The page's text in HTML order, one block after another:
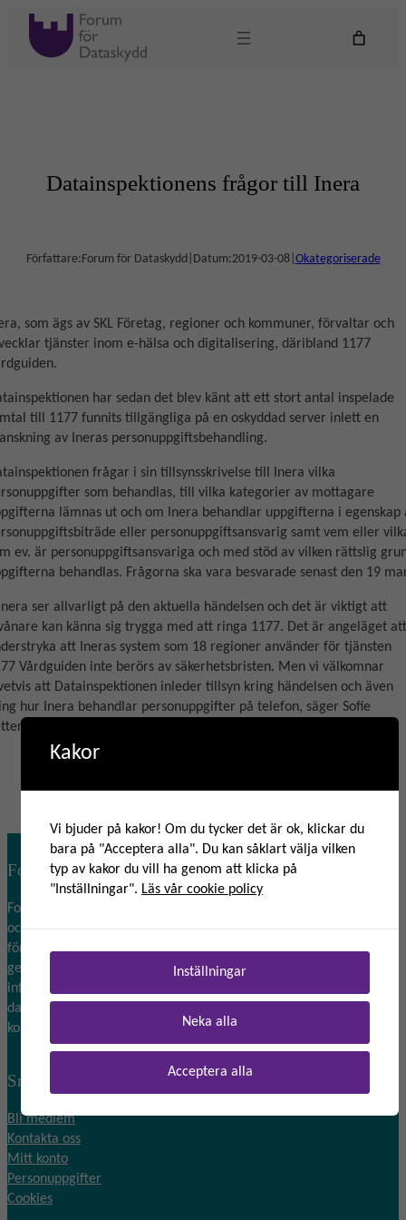
Hoppa
innehåll
Datainspektionens frågor till Inera
Författare:Forum för Dataskydd| Datum:2019-03-08| Okategoriserade
som ägs av SKL Företag, regioner och kommuner, förvaltar och
tjänster inom e-hälsa och digitalisering, däribland 1177
har sedan det blev känt att ett stort antal inspelade
till 1177 funnits tillgängliga på en oskyddad server inlett en
av Ineras personuppgiftsbehandling.
frågar i sin tillsynsskrivelse till Inera vilka
som behandlas, till vilka kategorier av mottagare
lämnas ut och om Inera behandlar uppgifterna i egenskap
eller personuppgiftsansvarig samt vem eller
ev. är personuppgiftsansvariga och med stöd av vilken rättslig
behandlas. Frågorna ska vara besvarade senast den 19
ser allvarligt på den aktuella händelsen och det är viktigt att
kan känna sig trygga med att ringa 1177. Det är angeläget
att Ineras system som 18 regioner använder för tjänsten
Vårdguiden inte berörs av säkerhetsbristen. Men vi välkomnar
att Datainspektionen inleder tillsyn kring händelsen och även
hur Inera behandlar personuppgifter på telefon, säger Sofie
vice vd på Inera.
Forum för Dataskydd
Forum för Dataskydd vill bidra till ett tryggt informationssamhälle
och värnar om integritetsskydd idag och i morgon. Vi förstärker,
förenklar och ökar medvetenheten kring integritetsskydd i Europa
genom att skapa ett tongivande forum för samverkan och
informationsspridning. Sedan 2012 arbetar forumet för att stärka
dataskyddsombudets roll och andra som arbetar med eller
kommer i kontakt med dataskyddsfrågor i arbetet.
Snabblänkar
Bli medlem
Kontakta oss
Mitt konto
Personuppgifter
Cookies
Kakor
Vi bjuder på kakor! Om du tycker det är ok, klickar du
bara på "Acceptera alla". Du kan såklart välja vilken
typ av kakor du vill ha genom att klicka på
"Inställningar". Läs vår cookie policy
Inställningar
Neka alla
Acceptera alla